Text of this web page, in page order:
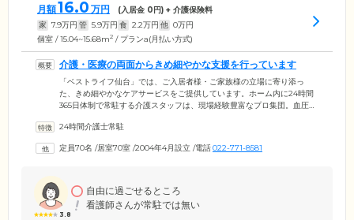
月額16.0 万円 (入居金 0円) + 介護保険料
家 7.9万円 管 5.9万円 食 2.2万円 他 0万円
個室 / 15.04~15.68m2 / プランa(月払い方式)
介護・医療の両面からきめ細やかな支援を行っています
「ベストライフ仙台」では、ご入居者様・ご家族様の立場に寄り添っ
た、きめ細やかなケアサービスをご提供しています。ホーム内に24時間
365日体制で常駐する介護スタッフは、現場経験豊富なプロ集団。血圧測
りごとの援助や個別の身体介護など、ご入居者様お一人おひとりの身体
内・鼻腔内）や経管栄養（胃ろう・腸ろう）の管理といった専門的な研
24時間介護士常駐
定員70名 /居室70室 /2004年4月設立 /電話022-771-8581
3.8
自由に過ごせるところ
看護師さんが常駐では無い